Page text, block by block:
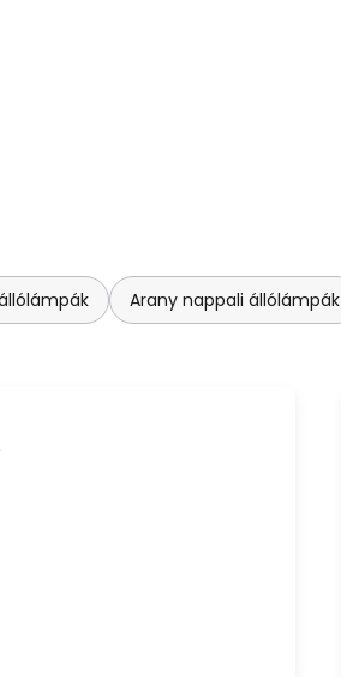
Arany nappali állólámpák